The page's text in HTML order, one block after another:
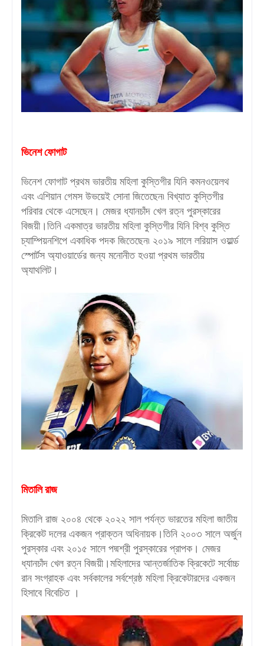
ভিনেশ ফোগাট
ভিনেশ ফোগাট প্রথম ভারতীয় মহিলা কুস্তিগীর যিনি কমনওয়েলথ
এবং এশিয়ান গেমস উভয়েই সোনা জিতেছেন৷ বিখ্যাত কুস্তিগীর
পরিবার থেকে এসেছেন। মেজর ধ্যানচাঁদ খেল রত্ন পুরস্কারের
বিজয়ী।তিনি একমাত্র ভারতীয় মহিলা কুস্তিগীর যিনি বিশ্ব কুস্তি
চ্যাম্পিয়নশিপে একাধিক পদক জিতেছেন৷ ২০১৯ সালে লরিয়াস ওয়ার্ল্ড
স্পোর্টস অ্যাওয়ার্ডের জন্য মনোনীত হওয়া প্রথম ভারতীয়
অ্যাথলিট।
মিতালি রাজ
মিতালি রাজ ২০০৪ থেকে ২০২২ সাল পর্যন্ত ভারতের মহিলা জাতীয়
ক্রিকেট দলের একজন প্রাক্তন অধিনায়ক।তিনি ২০০৩ সালে অর্জুন
পুরস্কার এবং ২০১৫ সালে পদ্মশ্রী পুরস্কারের প্রাপক। মেজর
ধ্যানচাঁদ খেল রত্ন বিজয়ী।মহিলাদের আন্তর্জাতিক ক্রিকেটে সর্বোচ্চ
রান সংগ্রাহক এবং সর্বকালের সর্বশ্রেষ্ঠ মহিলা ক্রিকেটারদের একজন
হিসাবে বিবেচিত ।